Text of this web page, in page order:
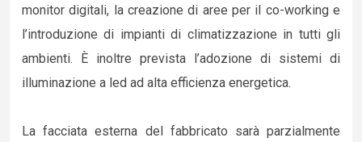
monitor digitali, la creazione di aree per il co-working e
l’introduzione di impianti di climatizzazione in tutti gli
ambienti. È inoltre prevista l’adozione di sistemi di
illuminazione a led ad alta efficienza energetica.
La facciata esterna del fabbricato sarà parzialmente